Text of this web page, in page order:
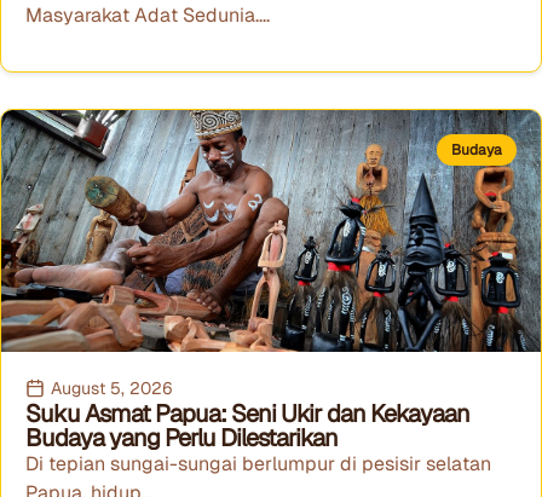
Masyarakat Adat Sedunia....
Budaya
August 5, 2026
Suku Asmat Papua: Seni Ukir dan Kekayaan
Budaya yang Perlu Dilestarikan
Di tepian sungai-sungai berlumpur di pesisir selatan